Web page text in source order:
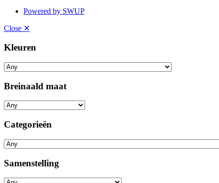
Powered by SWUP
Close ✕
Kleuren
Breinaald maat
Categorieën
Samenstelling